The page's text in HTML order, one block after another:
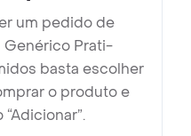
um pedido de
Prati-
basta escolher
o produto e